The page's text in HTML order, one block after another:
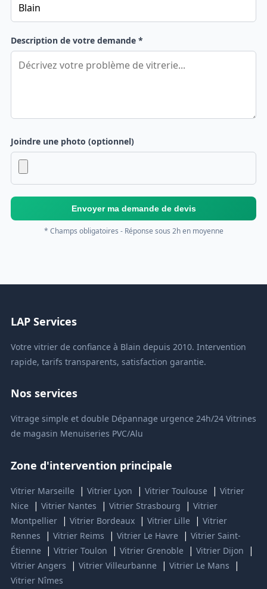
Description de votre demande *
Joindre une photo (optionnel)
Envoyer ma demande de devis
* Champs obligatoires - Réponse sous 2h en moyenne
LAP Services
Votre vitrier de confiance à Blain depuis 2010. Intervention
rapide, tarifs transparents, satisfaction garantie.
Nos services
Vitrage simple et double Dépannage urgence 24h/24 Vitrines
de magasin Menuiseries PVC/Alu
Zone d'intervention principale
Vitrier Marseille | Vitrier Lyon | Vitrier Toulouse | Vitrier
Nice
| Vitrier Nantes | Vitrier Strasbourg | Vitrier
Montpellier | Vitrier Bordeaux | Vitrier Lille | Vitrier
Rennes
| Vitrier Reims | Vitrier Le Havre | Vitrier Saint-
Étienne
| Vitrier Toulon | Vitrier Grenoble | Vitrier Dijon |
Vitrier Angers | Vitrier Villeurbanne | Vitrier Le Mans |
Vitrier Nîmes